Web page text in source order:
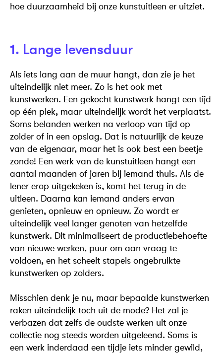
hoe duurzaamheid bij onze kunstuitleen er uitziet.
1. Lange levensduur
Als iets lang aan de muur hangt, dan zie je het
uiteindelijk niet meer. Zo is het ook met
kunstwerken. Een gekocht kunstwerk hangt een tijd
op één plek, maar uiteindelijk wordt het verplaatst.
Soms belanden werken na verloop van tijd op
zolder of in een opslag. Dat is natuurlijk de keuze
van de eigenaar, maar het is ook best een beetje
zonde! Een werk van de kunstuitleen hangt een
aantal maanden of jaren bij iemand thuis. Als de
lener erop uitgekeken is, komt het terug in de
uitleen. Daarna kan iemand anders ervan
genieten, opnieuw en opnieuw. Zo wordt er
uiteindelijk veel langer genoten van hetzelfde
kunstwerk. Dit minimaliseert de productiebehoefte
van nieuwe werken, puur om aan vraag te
voldoen, en het scheelt stapels ongebruikte
kunstwerken op zolders.
Misschien denk je nu, maar bepaalde kunstwerken
raken uiteindelijk toch uit de mode? Het zal je
verbazen dat zelfs de oudste werken uit onze
collectie nog steeds worden uitgeleend. Soms is
een werk inderdaad een tijdje iets minder gewild,